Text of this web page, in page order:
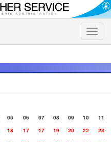
Toggle
05 06 07 08 09 10
11
18 17 17 19 20 22
23